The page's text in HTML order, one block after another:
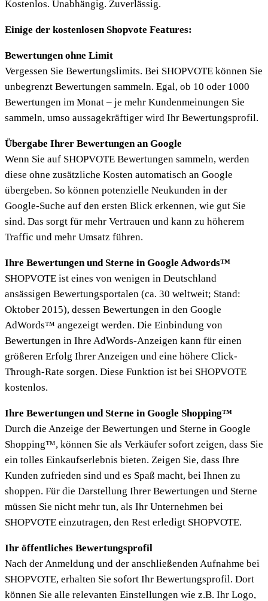
Kostenlos. Unabhängig. Zuverlässig.
Einige der kostenlosen Shopvote Features:
Bewertungen ohne Limit
Vergessen Sie Bewertungslimits. Bei SHOPVOTE können Sie
unbegrenzt Bewertungen sammeln. Egal, ob 10 oder 1000
Bewertungen im Monat – je mehr Kundenmeinungen Sie
sammeln, umso aussagekräftiger wird Ihr Bewertungsprofil.
Übergabe Ihrer Bewertungen an Google
Wenn Sie auf SHOPVOTE Bewertungen sammeln, werden
diese ohne zusätzliche Kosten automatisch an Google
übergeben. So können potenzielle Neukunden in der
Google-Suche auf den ersten Blick erkennen, wie gut Sie
sind. Das sorgt für mehr Vertrauen und kann zu höherem
Traffic und mehr Umsatz führen.
Ihre Bewertungen und Sterne in Google Adwords™
SHOPVOTE ist eines von wenigen in Deutschland
ansässigen Bewertungsportalen (ca. 30 weltweit; Stand:
Oktober 2015), dessen Bewertungen in den Google
AdWords™ angezeigt werden. Die Einbindung von
Bewertungen in Ihre AdWords-Anzeigen kann für einen
größeren Erfolg Ihrer Anzeigen und eine höhere Click-
Through-Rate sorgen. Diese Funktion ist bei SHOPVOTE
kostenlos.
Ihre Bewertungen und Sterne in Google Shopping™
Durch die Anzeige der Bewertungen und Sterne in Google
Shopping™, können Sie als Verkäufer sofort zeigen, dass Sie
ein tolles Einkaufserlebnis bieten. Zeigen Sie, dass Ihre
Kunden zufrieden sind und es Spaß macht, bei Ihnen zu
shoppen. Für die Darstellung Ihrer Bewertungen und Sterne
müssen Sie nicht mehr tun, als Ihr Unternehmen bei
SHOPVOTE einzutragen, den Rest erledigt SHOPVOTE.
Ihr öffentliches Bewertungsprofil
Nach der Anmeldung und der anschließenden Aufnahme bei
SHOPVOTE, erhalten Sie sofort Ihr Bewertungsprofil. Dort
können Sie alle relevanten Einstellungen wie z.B. Ihr Logo,